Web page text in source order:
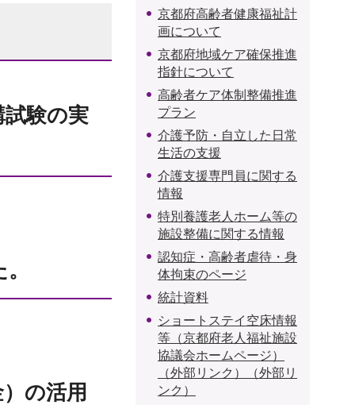
試験の実
の活用
京都府高齢者健康福祉計
画について
京都府地域ケア確保推進
指針について
高齢者ケア体制整備推進
プラン
介護予防・自立した日常
生活の支援
介護支援専門員に関する
情報
特別養護老人ホーム等の
施設整備に関する情報
認知症・高齢者虐待・身
体拘束のページ
統計資料
ショートステイ空床情報
等（京都府老人福祉施設
協議会ホームページ）
（外部リンク）（外部リ
ンク）